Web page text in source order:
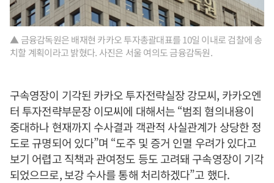
▲ 금융감독원은 배재현 카카오 투자총괄대표를 10일 이내로 검찰에 송
치할 계획이라고 밝혔다. 사진은 서울 여의도 금융감독원.
구속영장이 기각된 카카오 투자전략실장 강모씨, 카카오엔
터 투자전략부문장 이모씨에 대해서는 “범죄 혐의내용이
중대하나 현재까지 수사결과 객관적 사실관계가 상당한 정
도로 규명되어 있다”며 “도주 및 증거 인멸 우려가 있다고
보기 어렵고 직책과 관여정도 등도 고려돼 구속영장이 기각
되었으므로, 보강 수사를 통해 처리하겠다”고 했다.